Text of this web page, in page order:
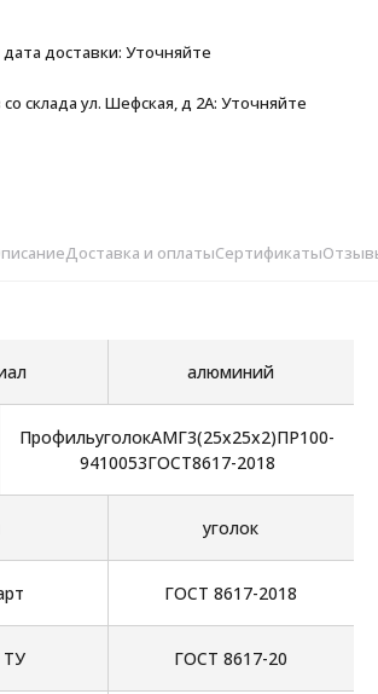
доставки: Уточняйте
склада ул. Шефская, д 2А: Уточняйте
Доставка и оплатыСертификаты
алюминий
ПрофильуголокАМГ3(25х25х2)ПР100-
9410053ГОСТ8617-2018
уголок
ГОСТ 8617-2018
ГОСТ 8617-20